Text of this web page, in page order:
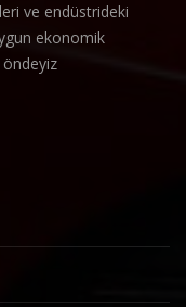
ve endüstrideki
ekonomik